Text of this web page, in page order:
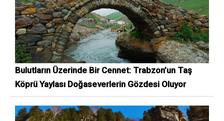
Bulutların Üzerinde Bir Cennet: Trabzon’un Taş
Köprü Yaylası Doğaseverlerin Gözdesi Oluyor